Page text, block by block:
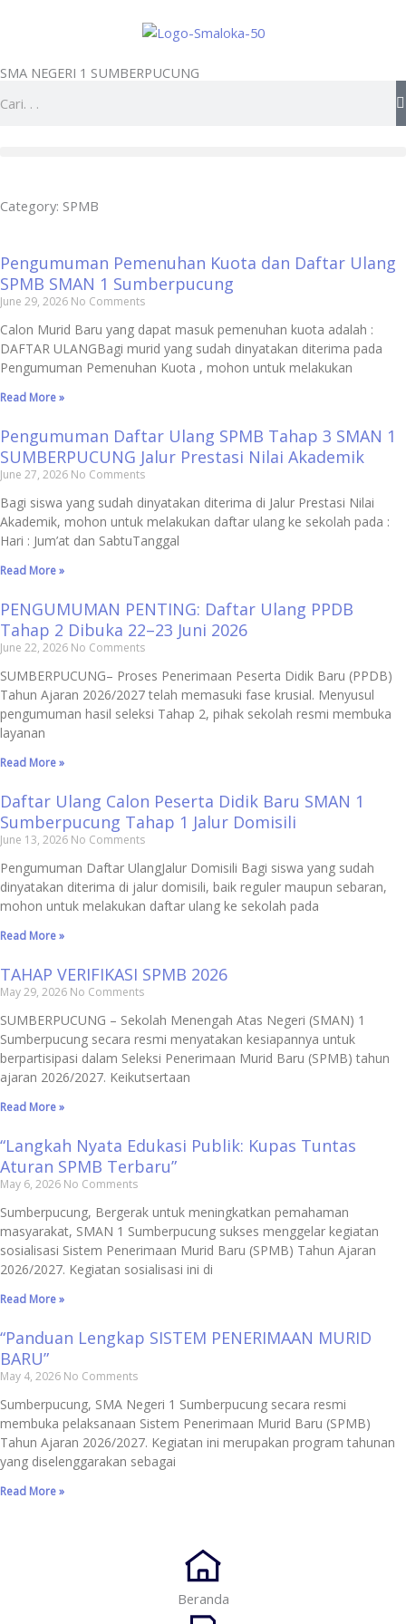
SMA NEGERI 1 SUMBERPUCUNG
Category: SPMB
Pengumuman Pemenuhan Kuota dan Daftar Ulang
SPMB SMAN 1 Sumberpucung
June 29, 2026 No Comments
Calon Murid Baru yang dapat masuk pemenuhan kuota adalah :
DAFTAR ULANGBagi murid yang sudah dinyatakan diterima pada
Pengumuman Pemenuhan Kuota , mohon untuk melakukan
Read More »
Pengumuman Daftar Ulang SPMB Tahap 3 SMAN 1
SUMBERPUCUNG Jalur Prestasi Nilai Akademik
June 27, 2026 No Comments
Bagi siswa yang sudah dinyatakan diterima di Jalur Prestasi Nilai
Akademik, mohon untuk melakukan daftar ulang ke sekolah pada :
Hari : Jum’at dan SabtuTanggal
Read More »
PENGUMUMAN PENTING: Daftar Ulang PPDB
Tahap 2 Dibuka 22–23 Juni 2026
June 22, 2026 No Comments
SUMBERPUCUNG– Proses Penerimaan Peserta Didik Baru (PPDB)
Tahun Ajaran 2026/2027 telah memasuki fase krusial. Menyusul
pengumuman hasil seleksi Tahap 2, pihak sekolah resmi membuka
layanan
Read More »
Daftar Ulang Calon Peserta Didik Baru SMAN 1
Sumberpucung Tahap 1 Jalur Domisili
June 13, 2026 No Comments
Pengumuman Daftar UlangJalur Domisili Bagi siswa yang sudah
dinyatakan diterima di jalur domisili, baik reguler maupun sebaran,
mohon untuk melakukan daftar ulang ke sekolah pada
Read More »
TAHAP VERIFIKASI SPMB 2026
May 29, 2026 No Comments
SUMBERPUCUNG – Sekolah Menengah Atas Negeri (SMAN) 1
Sumberpucung secara resmi menyatakan kesiapannya untuk
berpartisipasi dalam Seleksi Penerimaan Murid Baru (SPMB) tahun
ajaran 2026/2027. Keikutsertaan
Read More »
“Langkah Nyata Edukasi Publik: Kupas Tuntas
Aturan SPMB Terbaru”
May 6, 2026 No Comments
Sumberpucung, Bergerak untuk meningkatkan pemahaman
masyarakat, SMAN 1 Sumberpucung sukses menggelar kegiatan
sosialisasi Sistem Penerimaan Murid Baru (SPMB) Tahun Ajaran
2026/2027. Kegiatan sosialisasi ini di
Read More »
“Panduan Lengkap SISTEM PENERIMAAN MURID
BARU”
May 4, 2026 No Comments
Sumberpucung, SMA Negeri 1 Sumberpucung secara resmi
membuka pelaksanaan Sistem Penerimaan Murid Baru (SPMB)
Tahun Ajaran 2026/2027. Kegiatan ini merupakan program tahunan
yang diselenggarakan sebagai
Read More »
Beranda